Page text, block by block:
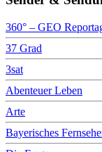
360° – GEO
37 Grad
3sat
Abenteuer Leben
Arte
Bayerisches